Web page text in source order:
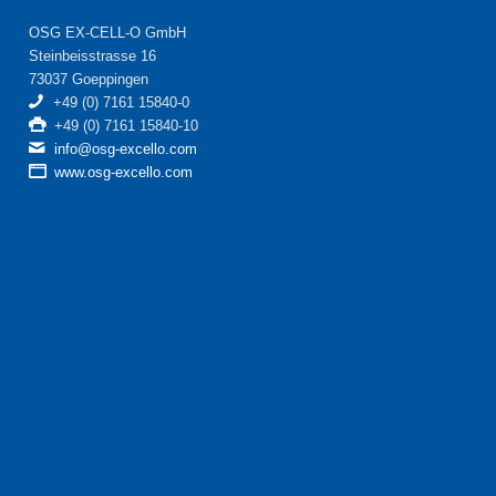
OSG EX-CELL-O GmbH
Steinbeisstrasse 16
73037 Goeppingen
+49 (0) 7161 15840-0
+49 (0) 7161 15840-10
info@osg-excello.com
www.osg-excello.com